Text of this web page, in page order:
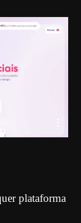
plataforma